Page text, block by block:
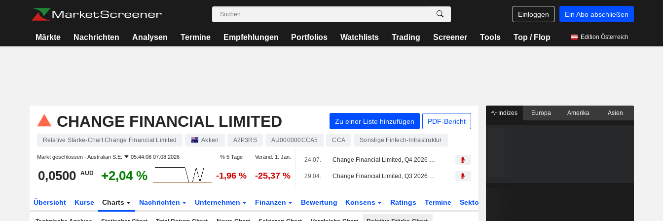
Einloggen Ein Abo abschließen
Märkte Nachrichten Analysen Termine Empfehlungen Portfolios Watchlists Trading Screener Tools Top / Flop Edition Österreich
CHANGE FINANCIAL LIMITED Zu einer Liste hinzufügen PDF-Bericht
Relative Stärke-Chart Change Financial Limited Aktien A2P3RS AU000000CCA5 CCA Sonstige Fintech-Infrastruktur
Markt geschlossen -Australian S.E. 05:44:08 07.08.2026 % 5 Tage Veränd. 1. Jan.
0,0500 AUD +2,04 % -1,96 % -25,37 %
24.07. Change Financial Limited, Q4 2026 Earnings Call, Jul 24, 2026
29.04. Change Financial Limited, Q3 2026 Earnings Call, Apr 29, 2026
Übersicht Kurse Charts Nachrichten Unternehmen Finanzen Bewertung Konsens Ratings Termine Sektor
Indizes Europa Amerika Asien